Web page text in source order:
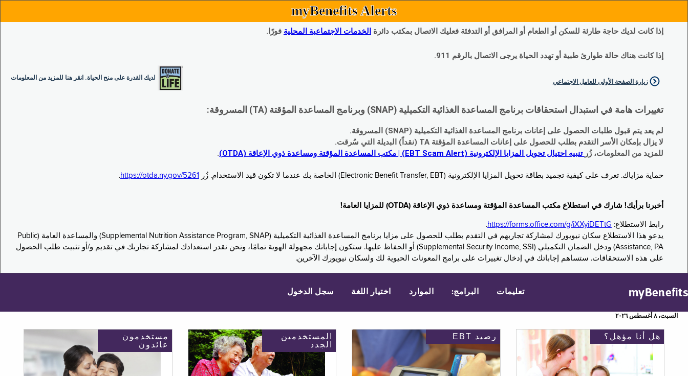
myBenefits Alerts
إذا كانت لديك حاجة طارئة للسكن أو الطعام أو المرافق أو التدفئة فعليك الاتصال بمكتب دائرة الخدمات الاجتماعية المحلية فورًا.
إذا كانت هناك حالة طوارئ طبية أو تهدد الحياة يرجى الاتصال بالرقم 911.
لديك القدرة على منح الحياة. انقر هنا للمزيد من المعلومات
زيارة الصفحة الأولى للعامل الاجتماعي
تغييرات هامة في استبدال استحقاقات برنامج المساعدة الغذائية التكميلية (SNAP) وبرنامج المساعدة المؤقتة (TA) المسروقة:
لم يعد يتم قبول طلبات الحصول على إعانات برنامج المساعدة الغذائية التكميلية (SNAP) المسروقة.
لا يزال بإمكان الأسر التقدم بطلب للحصول على إعانات المساعدة المؤقتة TA (نقداً) البديلة التي سُرقت.
للمزيد من المعلومات، زُر تنبيه احتيال تحويل المزايا الإلكترونية (EBT Scam Alert) | مكتب المساعدة المؤقتة ومساعدة ذوي الإعاقة (OTDA) .
حماية مزاياك. تعرف على كيفية تجميد بطاقة تحويل المزايا الإلكترونية (Electronic Benefit Transfer, EBT) الخاصة بك عندما لا تكون قيد الاستخدام. زُر https://otda.ny.gov/5261
.
أخبرنا برأيك! شارك في استطلاع مكتب المساعدة المؤقتة ومساعدة ذوي الإعاقة (OTDA) للمزايا العامة!
رابط الاستطلاع: https://forms.office.com/g/iXXyiDETtG
.
يدعو هذا الاستطلاع سكان نيويورك لمشاركة تجاربهم في التقدم بطلب للحصول على مزايا برنامج المساعدة الغذائية التكميلية (Supplemental Nutrition Assistance Program, SNAP) والمساعدة العامة (Public
Assistance, PA) ودخل الضمان التكميلي (Supplemental Security Income, SSI) أو الحفاظ عليها. ستكون إجاباتك مجهولة الهوية تمامًا، ونحن نقدر استعدادك لمشاركة تجاربك في تقديم و/أو تثبيت طلب الحصول
على هذه الاستحقاقات. ستساهم إجاباتك في إدخال تغييرات على برامج المعونات الحيوية لك ولسكان نيويورك الآخرين.
myBenefits تعليمات البرامج: الموارد اختيار اللغة سجل الدخول
السبت، ٨ أغسطس ٢٠٢٦
مستخدمون
عائدون
المستخدمين
الجدد
رصيد EBT هل أنا مؤهل؟